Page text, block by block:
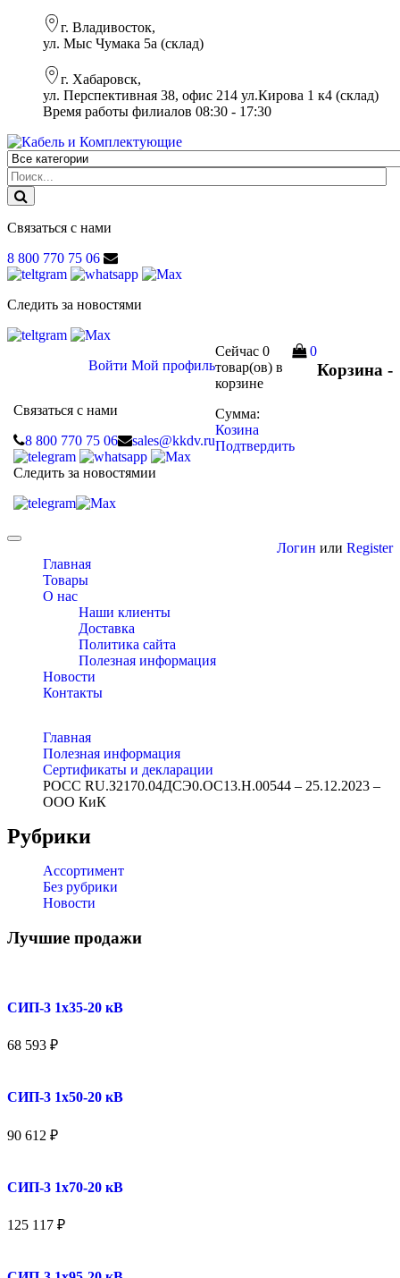
г. Владивосток,
ул. Мыс Чумака 5а (склад)
г. Хабаровск,
ул. Перспективная 38, офис 214 ул.Кирова 1 к4 (склад)
Время работы филиалов 08:30 - 17:30
Связаться с нами
8 800 770 75 06
Следить за новостями
Корзина -
0
Сейчас 0
товар(ов) в
корзине
Сумма:
Козина
Подтвердить
Войти Мой профиль
Связаться с нами
8 800 770 75 06
sales@kkdv.ru
Следить за новостямии
Toggle
navigationГлавная
Товары
О нас
Наши клиенты
Доставка
Политика сайта
Полезная информация
Новости
Контакты
Логин или Register
Главная
Полезная информация
Сертификаты и декларации
РОСС RU.З2170.04ДСЭ0.ОС13.Н.00544 – 25.12.2023 –
ООО КиК
Рубрики
Ассортимент
Без рубрики
Новости
Лучшие продажи
СИП-3 1x35-20 кВ
68 593 ₽
СИП-3 1x50-20 кВ
90 612 ₽
СИП-3 1x70-20 кВ
125 117 ₽